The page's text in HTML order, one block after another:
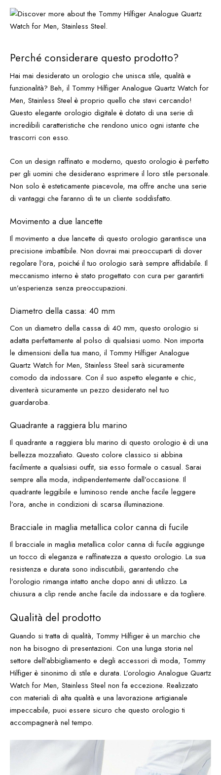
Perché considerare questo prodotto?
Hai mai desiderato un orologio che unisca stile, qualità e
funzionalità? Beh, il Tommy Hilfiger Analogue Quartz Watch for
Men, Stainless Steel è proprio quello che stavi cercando!
Questo elegante orologio digitale è dotato di una serie di
incredibili caratteristiche che rendono unico ogni istante che
trascorri con esso.
Con un design raffinato e moderno, questo orologio è perfetto
per gli uomini che desiderano esprimere il loro stile personale.
Non solo è esteticamente piacevole, ma offre anche una serie
di vantaggi che faranno di te un cliente soddisfatto.
Movimento a due lancette
Il movimento a due lancette di questo orologio garantisce una
precisione imbattibile. Non dovrai mai preoccuparti di dover
regolare l’ora, poiché il tuo orologio sarà sempre affidabile. Il
meccanismo interno è stato progettato con cura per garantirti
un’esperienza senza preoccupazioni.
Diametro della cassa: 40 mm
Con un diametro della cassa di 40 mm, questo orologio si
adatta perfettamente al polso di qualsiasi uomo. Non importa
le dimensioni della tua mano, il Tommy Hilfiger Analogue
Quartz Watch for Men, Stainless Steel sarà sicuramente
comodo da indossare. Con il suo aspetto elegante e chic,
diventerà sicuramente un pezzo desiderato nel tuo
guardaroba.
Quadrante a raggiera blu marino
Il quadrante a raggiera blu marino di questo orologio è di una
bellezza mozzafiato. Questo colore classico si abbina
facilmente a qualsiasi outfit, sia esso formale o casual. Sarai
sempre alla moda, indipendentemente dall’occasione. Il
quadrante leggibile e luminoso rende anche facile leggere
l’ora, anche in condizioni di scarsa illuminazione.
Bracciale in maglia metallica color canna di fucile
Il bracciale in maglia metallica color canna di fucile aggiunge
un tocco di eleganza e raffinatezza a questo orologio. La sua
resistenza e durata sono indiscutibili, garantendo che
l’orologio rimanga intatto anche dopo anni di utilizzo. La
chiusura a clip rende anche facile da indossare e da togliere.
Qualità del prodotto
Quando si tratta di qualità, Tommy Hilfiger è un marchio che
non ha bisogno di presentazioni. Con una lunga storia nel
settore dell’abbigliamento e degli accessori di moda, Tommy
Hilfiger è sinonimo di stile e durata. L’orologio Analogue Quartz
Watch for Men, Stainless Steel non fa eccezione. Realizzato
con materiali di alta qualità e una lavorazione artigianale
impeccabile, puoi essere sicuro che questo orologio ti
accompagnerà nel tempo.